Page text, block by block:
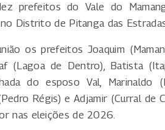
prefeitos do Vale do
Distrito de Pitanga das
os prefeitos Joaquim
(Lagoa de Dentro), Batista
do esposo Val, Marinaldo
Régis) e Adjamir (Curral de
nas eleições de 2026.